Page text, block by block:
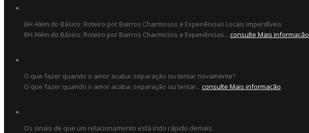
BH Além do Básico: Roteiro por Bairros Charmosos e Experiências Locais Imperdíveis
BH Além do Básico: Roteiro por Bairros Charmosos e Experiências... consulte Mais informação
O que fazer quando o amor acaba: separação ou tentar novamente?
O que fazer quando o amor acaba: separação ou tentar... consulte Mais informação
Os sinais de que um relacionamento está indo rápido demais.